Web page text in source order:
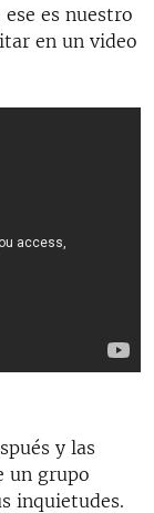
es nuestro
en un video
y las
un grupo
inquietudes.